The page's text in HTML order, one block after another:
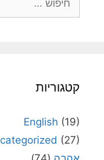
קטגוריות
English (19)
(27)